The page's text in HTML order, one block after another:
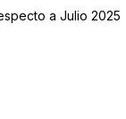
a Julio 2025